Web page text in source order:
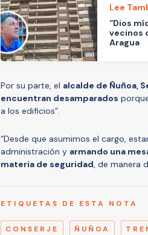
Lee
“Dios
vecinos
Aragua
Por su parte, el alcalde de Ñuñoa,
encuentran desamparados
a los edificios”.
“Desde que asumimos el cargo,
administración y armando una
materia de seguridad, de manera
ETIQUETAS DE ESTA NOTA
CONSERJE ÑUÑOA